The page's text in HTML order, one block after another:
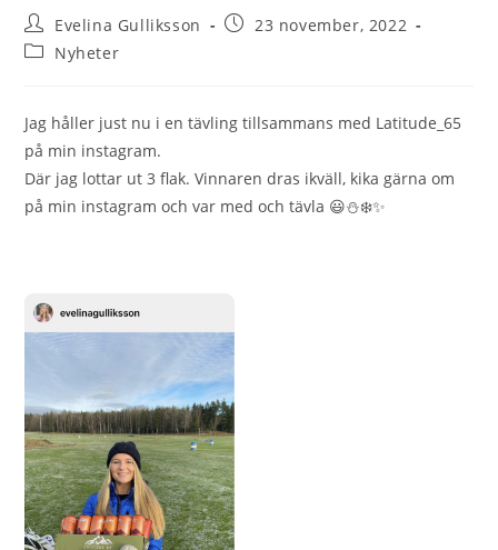
Evelina Gulliksson
23 november, 2022
Nyheter
Jag håller just nu i en tävling tillsammans med Latitude_65
på min instagram.
Där jag lottar ut 3 flak. Vinnaren dras ikväll, kika gärna om
på min instagram och var med och tävla 😃⛄️❄️✨